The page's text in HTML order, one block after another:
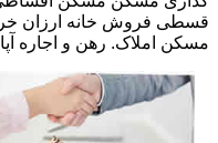
قسطی فروش خانه ارزان
مسکن املاک. رهن و اجاره